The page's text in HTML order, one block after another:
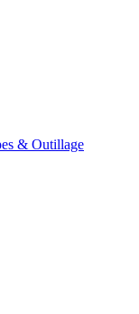
& Outillage